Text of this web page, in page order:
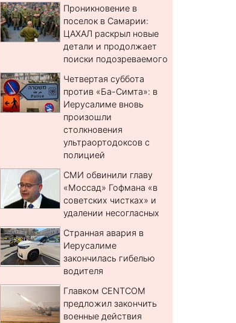
Проникновение в
поселок в Самарии:
ЦАХАЛ раскрыл новые
детали и продолжает
поиски подозреваемого
Четвертая суббота
против «Ба-Симта»: в
Иерусалиме вновь
произошли
столкновения
ультраортодоксов с
полицией
СМИ обвинили главу
«Моссад» Гофмана «в
советских чистках» и
удалении несогласных
Странная авария в
Иерусалиме
закончилась гибелью
водителя
Главком CENTCOM
предложил закончить
военные действия